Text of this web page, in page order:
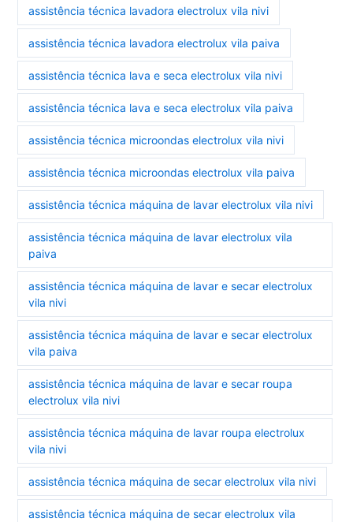
assistência técnica lavadora electrolux vila nivi
assistência técnica lavadora electrolux vila paiva
assistência técnica lava e seca electrolux vila nivi
assistência técnica lava e seca electrolux vila paiva
assistência técnica microondas electrolux vila nivi
assistência técnica microondas electrolux vila paiva
assistência técnica máquina de lavar electrolux vila nivi
assistência técnica máquina de lavar electrolux vila
paiva
assistência técnica máquina de lavar e secar electrolux
vila nivi
assistência técnica máquina de lavar e secar electrolux
vila paiva
assistência técnica máquina de lavar e secar roupa
electrolux vila nivi
assistência técnica máquina de lavar roupa electrolux
vila nivi
assistência técnica máquina de secar electrolux vila nivi
assistência técnica máquina de secar electrolux vila